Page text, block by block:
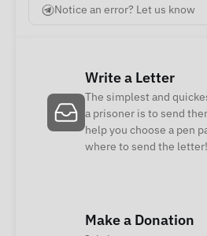
Notice an error? Let us know
Write a Letter
The simplest and
a prisoner is to send
help you choose a pen
where to send the letter!
Make a Donation